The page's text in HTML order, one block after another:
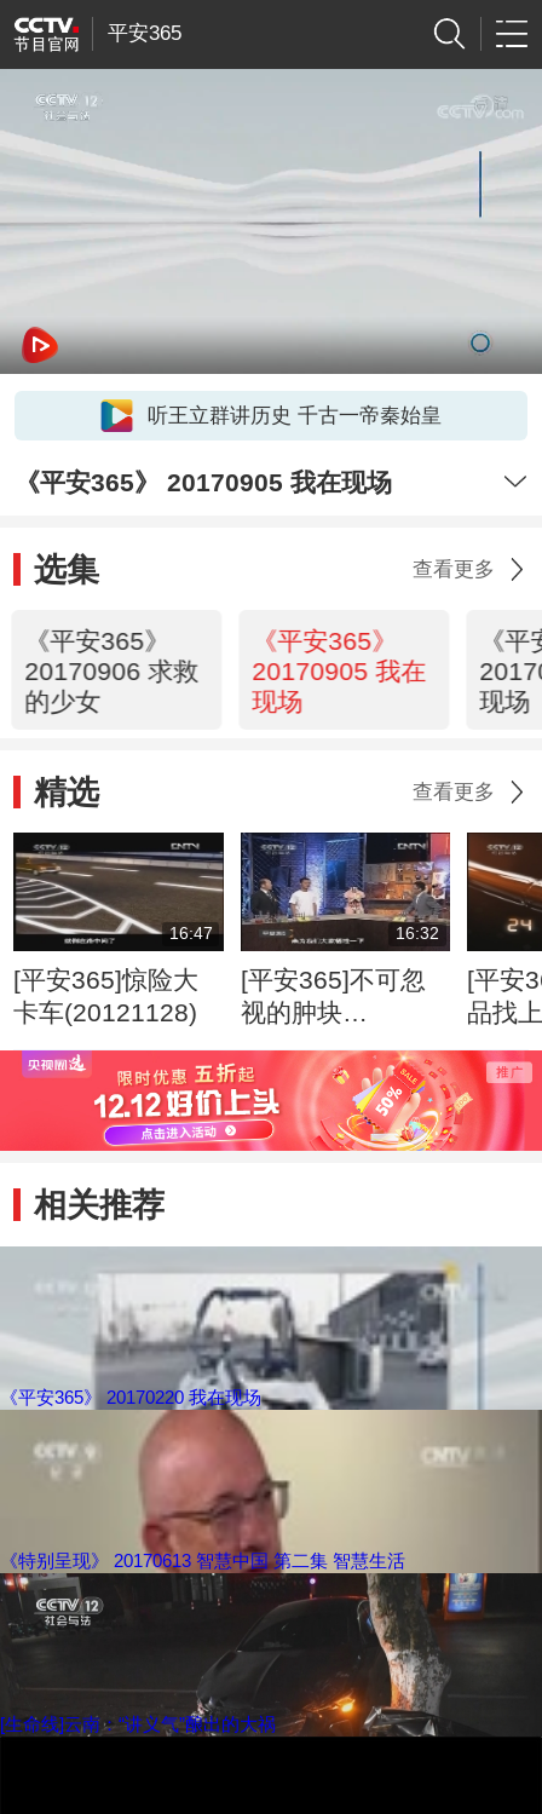
平安365
听王立群讲历史 千古一帝秦始皇
《平安365》 20170905 我在现场
选集 查看更多
《平安365》
20170906 求救
的少女
《平安365》
20170905 我在
现场
《
现场
精选 查看更多
16:47
[平安365]惊险大
卡车(20121128)
16:32
[平安365]不可忽
视的肿块
(20120807)
[平安
品找
相关推荐
《平安365》 20170220 我在现场
《特别呈现》 20170613 智慧中国 第二集 智慧生活
[生命线]云南：“讲义气”酿出的大祸